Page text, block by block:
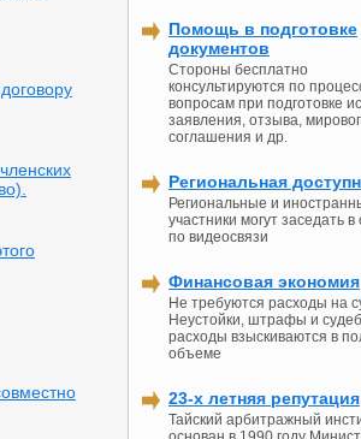
Помощь в подготовке
документов
Стороны бесплатно
консультируются по
вопросам при подготовке
заявления, отзыва,
соглашения и др.
Региональная
Региональные и
участники могут заседать в
по видеосвязи
Финансовая экономия
Не требуются расходы на
Неустойки, штрафы и
расходы взыскиваются в
объеме
23-х летняя репутация
Тайский арбитражный